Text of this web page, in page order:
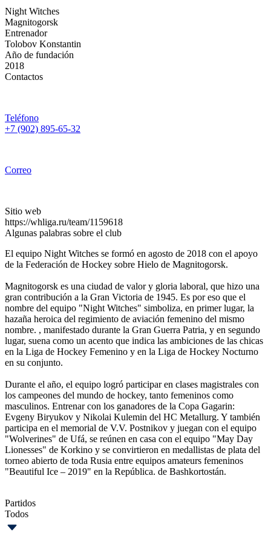
Night Witches
Magnitogorsk
Entrenador
Tolobov Konstantin
Año de fundación
2018
Contactos
Teléfono
+7 (902) 895-65-32
Correo
Sitio web
https://whliga.ru/team/1159618
Algunas palabras sobre el club
El equipo Night Witches se formó en agosto de 2018 con el apoyo
de la Federación de Hockey sobre Hielo de Magnitogorsk.
Magnitogorsk es una ciudad de valor y gloria laboral, que hizo una
gran contribución a la Gran Victoria de 1945. Es por eso que el
nombre del equipo "Night Witches" simboliza, en primer lugar, la
hazaña heroica del regimiento de aviación femenino del mismo
nombre. , manifestado durante la Gran Guerra Patria, y en segundo
lugar, suena como un acento que indica las ambiciones de las chicas
en la Liga de Hockey Femenino y en la Liga de Hockey Nocturno
en su conjunto.
Durante el año, el equipo logró participar en clases magistrales con
los campeones del mundo de hockey, tanto femeninos como
masculinos. Entrenar con los ganadores de la Copa Gagarin:
Evgeny Biryukov y Nikolai Kulemin del HC Metallurg. Y también
participa en el memorial de V.V. Postnikov y juegan con el equipo
"Wolverines" de Ufá, se reúnen en casa con el equipo "May Day
Lionesses" de Korkino y se convirtieron en medallistas de plata del
torneo abierto de toda Rusia entre equipos amateurs femeninos
"Beautiful Ice – 2019" en la República. de Bashkortostán.
Partidos
Todos